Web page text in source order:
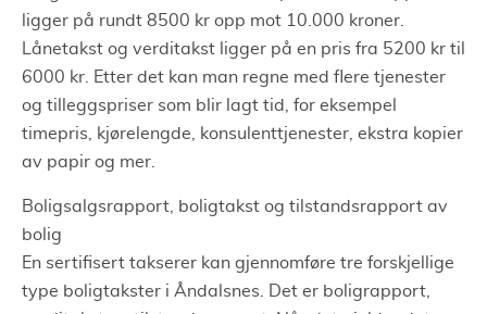
ligger på rundt 8500 kr opp mot 10.000 kroner.
Lånetakst og verditakst ligger på en pris fra 5200 kr til
6000 kr. Etter det kan man regne med flere tjenester
og tilleggspriser som blir lagt tid, for eksempel
timepris, kjørelengde, konsulenttjenester, ekstra kopier
av papir og mer.
Boligsalgsrapport, boligtakst og tilstandsrapport av
bolig
En sertifisert takserer kan gjennomføre tre forskjellige
type boligtakster i Åndalsnes. Det er boligrapport,